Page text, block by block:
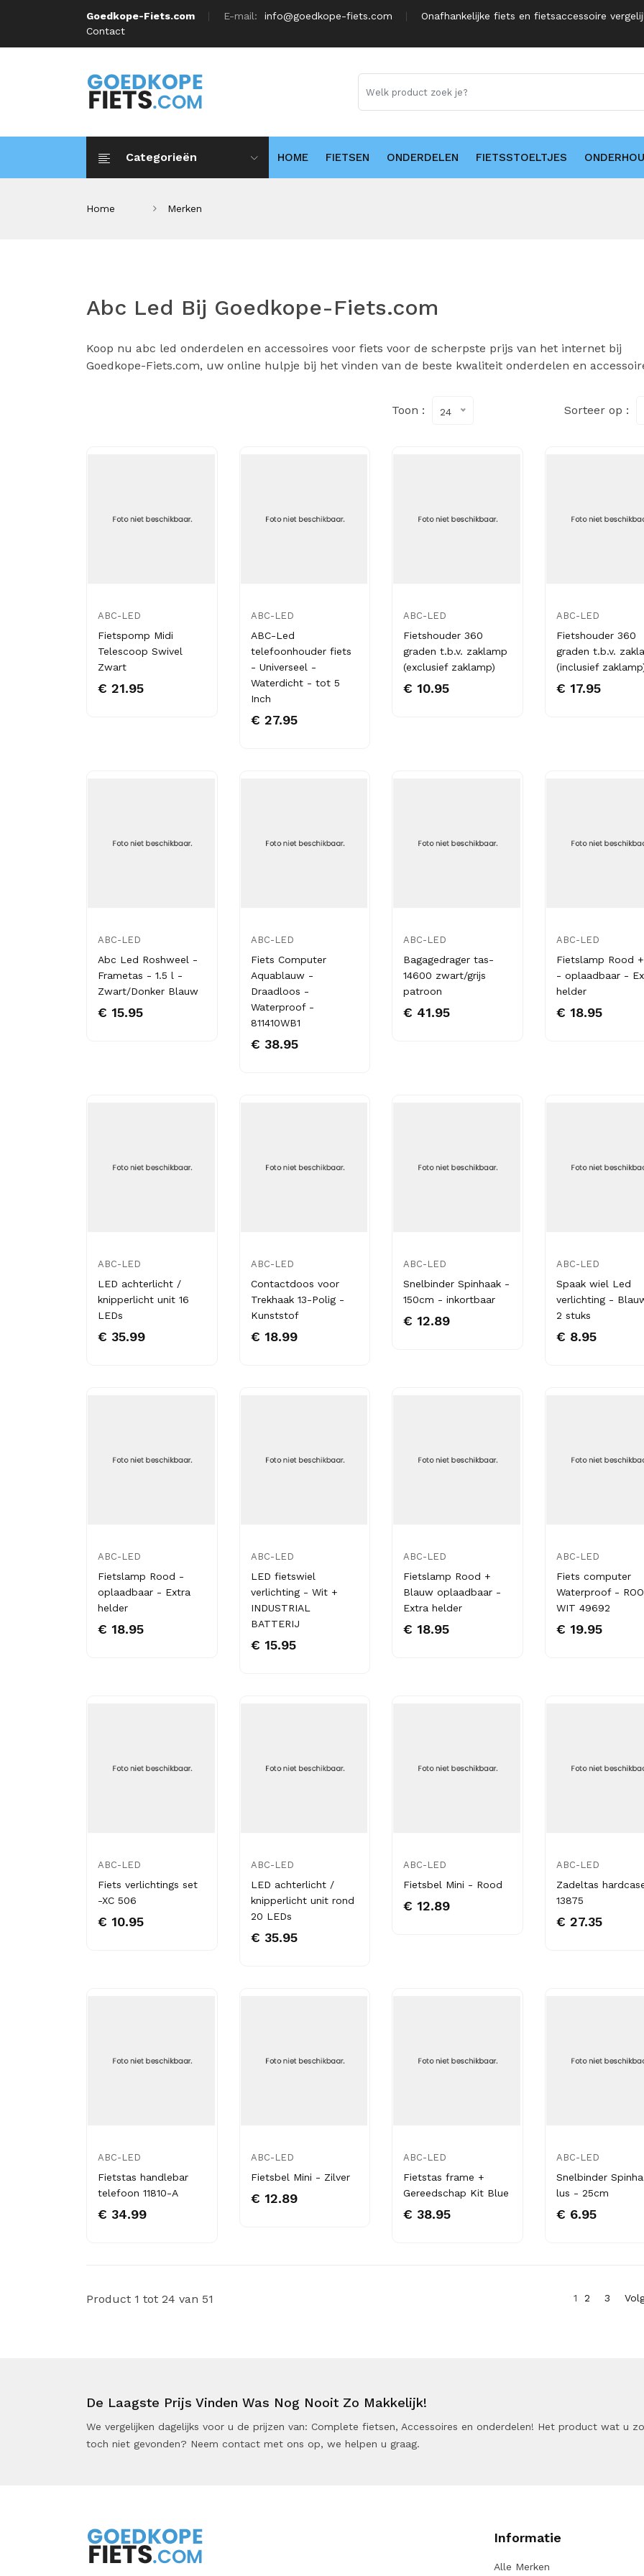
Goedkope-Fiets.com E-mail: info@goedkope-fiets.com
Onafhankelijke fiets en fietsaccessoire
Contact
Categorieën HOME FIETSEN ONDERDELEN FIETSSTOELTJES
Home Merken
Abc Led Bij Goedkope-Fiets.com
Koop nu abc led onderdelen en accessoires voor fiets voor de scherpste prijs van het internet bij
Goedkope-Fiets.com, uw online hulpje bij het vinden van de beste kwaliteit onderdelen en
Toon : 24 Sorteer op :
ABC-LED
Fietspomp Midi
Telescoop Swivel
Zwart
€ 21.95
ABC-LED
ABC-Led
telefoonhouder fiets
- Universeel -
Waterdicht - tot 5
Inch
€ 27.95
ABC-LED
Fietshouder 360
graden t.b.v. zaklamp
(exclusief zaklamp)
€ 10.95
ABC-LED
Fietshouder 360
graden t.b.v.
(inclusief
€ 17.95
ABC-LED
Abc Led Roshweel -
Frametas - 1.5 l -
Zwart/Donker Blauw
€ 15.95
ABC-LED
Fiets Computer
Aquablauw -
Draadloos -
Waterproof -
811410WB1
€ 38.95
ABC-LED
Bagagedrager tas-
14600 zwart/grijs
patroon
€ 41.95
ABC-LED
Fietslamp Rood
- oplaadbaar -
helder
€ 18.95
ABC-LED
LED achterlicht /
knipperlicht unit 16
LEDs
€ 35.99
ABC-LED
Contactdoos voor
Trekhaak 13-Polig -
Kunststof
€ 18.99
ABC-LED
Snelbinder Spinhaak -
150cm - inkortbaar
€ 12.89
ABC-LED
Spaak wiel Led
verlichting -
2 stuks
€ 8.95
ABC-LED
Fietslamp Rood -
oplaadbaar - Extra
helder
€ 18.95
ABC-LED
LED fietswiel
verlichting - Wit +
INDUSTRIAL
BATTERIJ
€ 15.95
ABC-LED
Fietslamp Rood +
Blauw oplaadbaar -
Extra helder
€ 18.95
ABC-LED
Fiets computer
Waterproof -
WIT 49692
€ 19.95
ABC-LED
Fiets verlichtings set
-XC 506
€ 10.95
ABC-LED
LED achterlicht /
knipperlicht unit rond
20 LEDs
€ 35.95
ABC-LED
Fietsbel Mini - Rood
€ 12.89
ABC-LED
Zadeltas
13875
€ 27.35
ABC-LED
Fietstas handlebar
telefoon 11810-A
€ 34.99
ABC-LED
Fietsbel Mini - Zilver
€ 12.89
ABC-LED
Fietstas frame +
Gereedschap Kit Blue
€ 38.95
ABC-LED
Snelbinder
lus - 25cm
€ 6.95
Product 1 tot 24 van 51 1 2 3
De Laagste Prijs Vinden Was Nog Nooit Zo Makkelijk!
We vergelijken dagelijks voor u de prijzen van: Complete fietsen, Accessoires en onderdelen! Het product wat u
toch niet gevonden? Neem contact met ons op, we helpen u graag.
Informatie
Alle Merken